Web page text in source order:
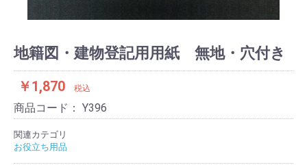
地籍図・建物登記用用紙 無地・穴付き
￥1,870 税込
商品コード： Y396
関連カテゴリ
お役立ち用品